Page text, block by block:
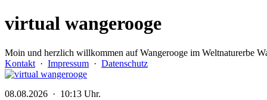
virtual wangerooge
Moin und herzlich willkommen auf Wangerooge im Weltnaturerbe
Kontakt · Impressum · Datenschutz
08.08.2026 · 10:13 Uhr.